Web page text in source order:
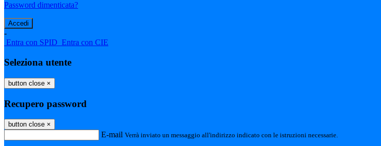
Password dimenticata?
-
Entra con SPID Entra con CIE
Seleziona utente
button close ×
Recupero password
button close ×
E-mail Verrà inviato un messaggio all'indirizzo indicato con le istruzioni necessarie.